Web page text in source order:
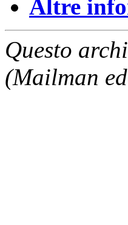
Altre
Questo
(Mailman